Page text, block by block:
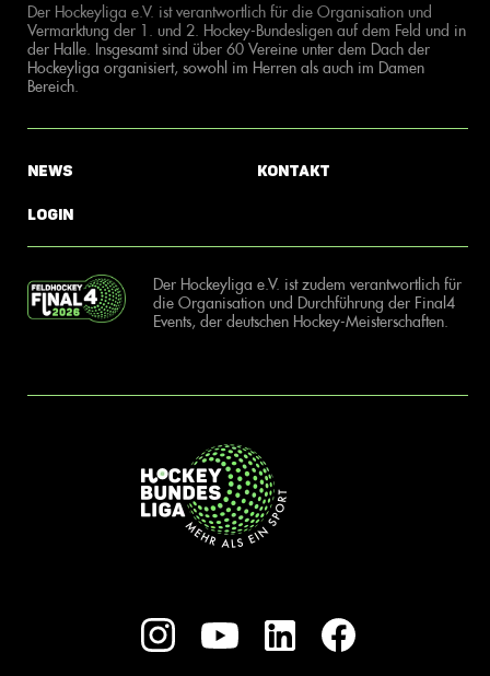
Der Hockeyliga e.V. ist verantwortlich für die Organisation und
Vermarktung der 1. und 2. Hockey-Bundesligen auf dem Feld und in
der Halle. Insgesamt sind über 60 Vereine unter dem Dach der
Hockeyliga organisiert, sowohl im Herren als auch im Damen
Bereich.
News
Login
Kontakt
Der Hockeyliga e.V. ist zudem verantwortlich für
die Organisation und Durchführung der Final4
Events, der deutschen Hockey-Meisterschaften.